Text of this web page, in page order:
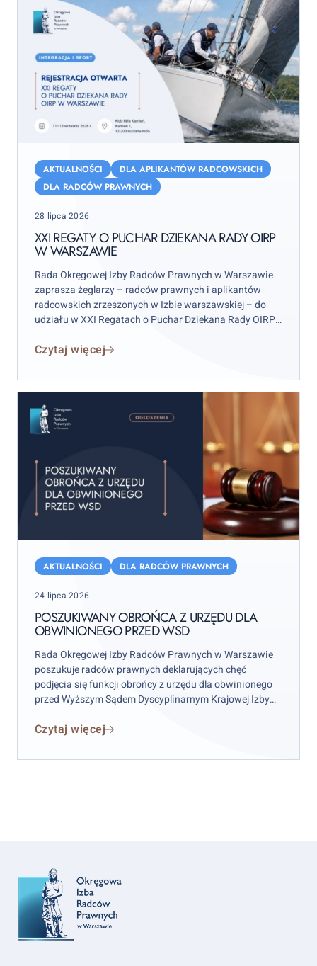
Regaty
Dziekana
Rady
OIRP
Warszawie
AKTUALNOŚCI
DLA APLIKANTÓW RADCOWSKICH
DLA RADCÓW PRAWNYCH
Posted
28 lipca 2026
XXI REGATY O PUCHAR DZIEKANA RADY OIRP
W WARSZAWIE
Rada Okręgowej Izby Radców Prawnych w Warszawie
zaprasza żeglarzy – radców prawnych i aplikantów
radcowskich zrzeszonych w Izbie warszawskiej – do
udziału w XXI Regatach o Puchar Dziekana Rady OIRP
września 2026 r. (sobota–niedziela), przy czym
Czytaj więcej
obrońca
urzędu
obwinionego
przed
WSD
AKTUALNOŚCI DLA RADCÓW PRAWNYCH
Posted
24 lipca 2026
POSZUKIWANY OBROŃCA Z URZĘDU DLA
OBWINIONEGO PRZED WSD
Rada Okręgowej Izby Radców Prawnych w Warszawie
poszukuje radców prawnych deklarujących chęć
podjęcia się funkcji obrońcy z urzędu dla obwinionego
przed Wyższym Sądem Dyscyplinarnym Krajowej Izby
imieniu obwinionego kasacji do Sądu Najwyższego.
Czytaj więcej